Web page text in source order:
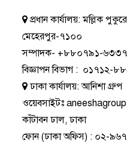
প্রধান কার্যালয়:মল্লিক
মেহেরপুর-৭১০০
সম্পাদক- +৮৮০৭৯১-
বিজ্ঞাপন বিভাগ: ০১৭১২-
ঢাকা কার্যালয়:আনিশা গ্রুপ
ওয়েবসাইটঃ
কাঁটাবন ঢাল, ঢাকা
ফোন(ঢাকা অফিস) : ০২-